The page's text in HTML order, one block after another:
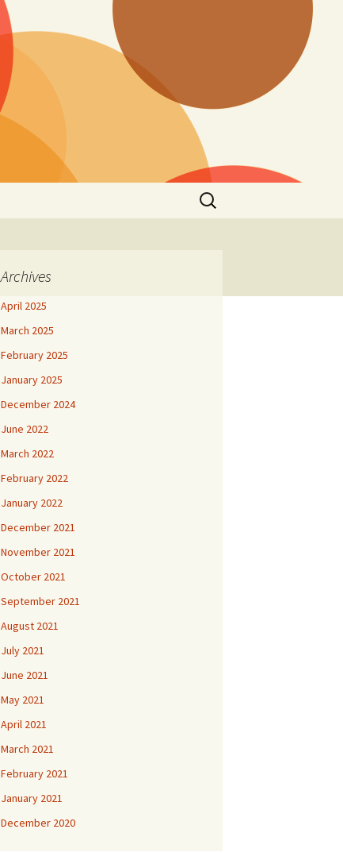
Search
for:
Archives
April 2025
March 2025
February 2025
January 2025
December 2024
June 2022
March 2022
February 2022
January 2022
December 2021
November 2021
October 2021
September 2021
August 2021
July 2021
June 2021
May 2021
April 2021
March 2021
February 2021
January 2021
December 2020